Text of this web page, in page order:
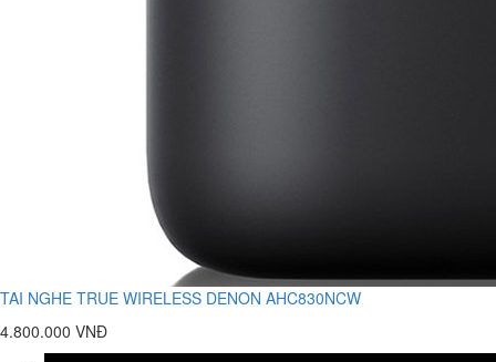
TAI NGHE TRUE WIRELESS DENON AHC830NCW
4.800.000 VNĐ